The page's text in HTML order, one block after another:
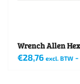
Wrench Allen
€28,76 excl. BTW -